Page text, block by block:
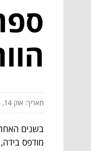
תאריך: אוק 14, 2024
בשנים
מודפס